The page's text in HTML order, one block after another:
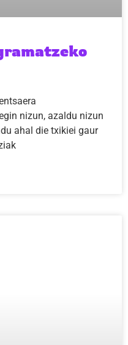
nizun, azaldu nizun
ahal die txikiei gaur